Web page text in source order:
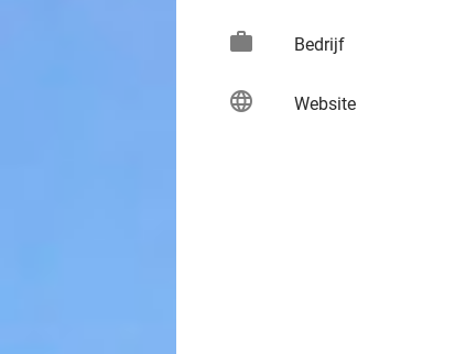
work Bedrijf
language Website